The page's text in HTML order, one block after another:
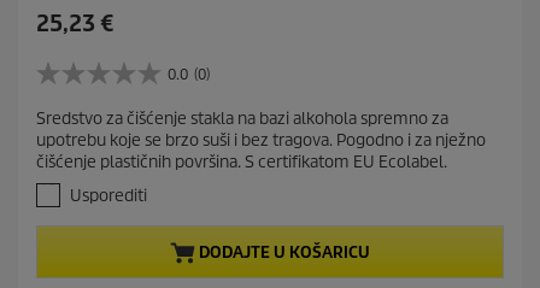
C
r
e
n
t
p
r
25,23 €
0.0 (0)
0
0
o
d
z
e
Sredstvo za čišćenje stakla na bazi alkohola spremno za
upotrebu koje se brzo suši i bez tragova. Pogodno i za nježno
čišćenje plastičnih površina. S certifikatom EU Ecolabel.
Usporediti
DODAJTE U KOŠARICU